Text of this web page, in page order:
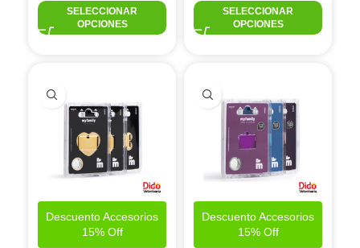
SELECCIONAR
OPCIONES
SELECCIONAR
OPCIONES
Descuento Accesorios
15% Off
Descuento Accesorios
15% Off